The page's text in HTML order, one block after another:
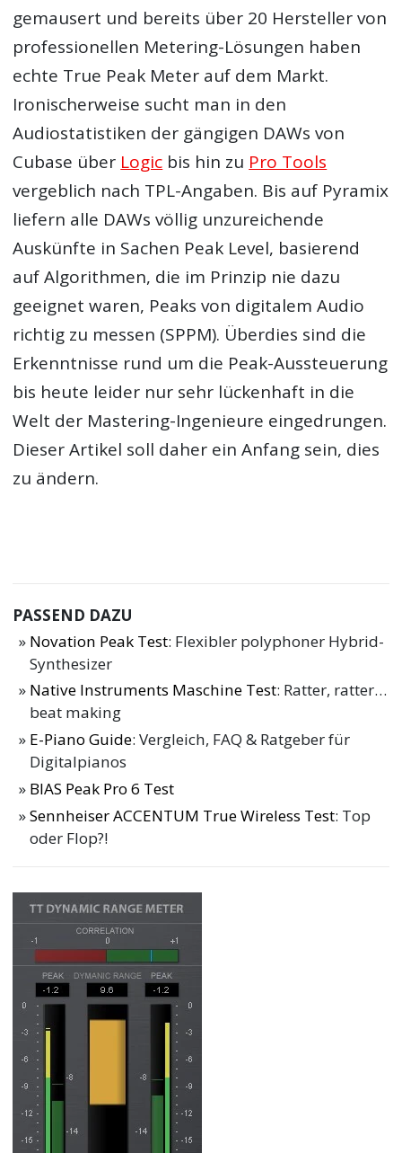
gemausert und bereits über 20 Hersteller von
professionellen Metering-Lösungen haben
echte True Peak Meter auf dem Markt.
Ironischerweise sucht man in den
Audiostatistiken der gängigen DAWs von
Cubase über Logic bis hin zu Pro Tools
vergeblich nach TPL-Angaben. Bis auf Pyramix
liefern alle DAWs völlig unzureichende
Auskünfte in Sachen Peak Level, basierend
auf Algorithmen, die im Prinzip nie dazu
geeignet waren, Peaks von digitalem Audio
richtig zu messen (SPPM). Überdies sind die
Erkenntnisse rund um die Peak-Aussteuerung
bis heute leider nur sehr lückenhaft in die
Welt der Mastering-Ingenieure eingedrungen.
Dieser Artikel soll daher ein Anfang sein, dies
zu ändern.
PASSEND DAZU
Novation Peak Test: Flexibler polyphoner Hybrid-
Synthesizer
Native Instruments Maschine Test: Ratter, ratter…
beat making
E-Piano Guide: Vergleich, FAQ & Ratgeber für
Digitalpianos
BIAS Peak Pro 6 Test
Sennheiser ACCENTUM True Wireless Test: Top
oder Flop?!